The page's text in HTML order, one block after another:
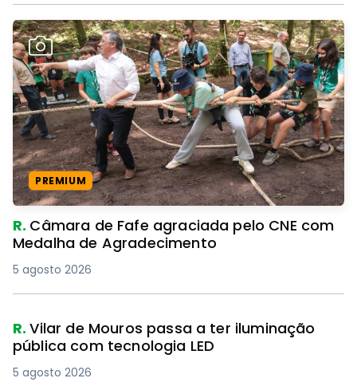
PREMIUM
R. Câmara de Fafe agraciada pelo CNE com
Medalha de Agradecimento
5 agosto 2026
R.Vilar de Mouros passa a ter iluminação
pública com tecnologia LED
5 agosto 2026